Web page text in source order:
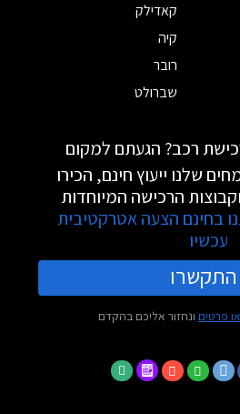
קאדילק
קיה
רובר
שברולט
רכב? הגעתם למקום
שלנו ייעוץ חינם, הכירו
הרכישה המיוחדות
בחינם הצעה אטרקטיבית
עכשיו
התקשרו
פרטים ונחזור אליכם בהקדם